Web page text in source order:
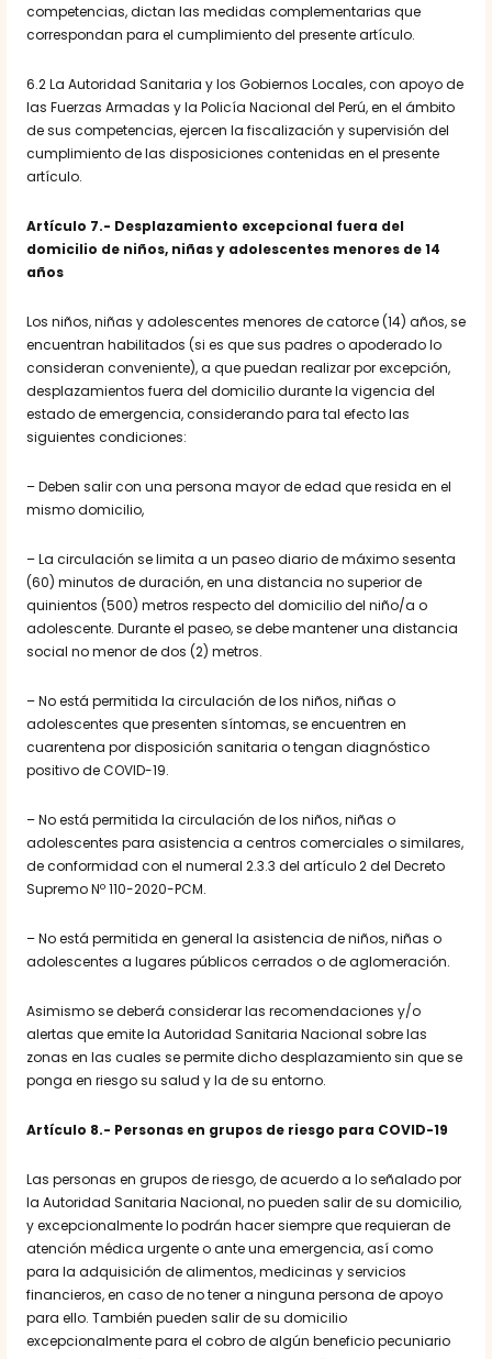
competencias, dictan las medidas complementarias que
correspondan para el cumplimiento del presente artículo.
6.2 La Autoridad Sanitaria y los Gobiernos Locales, con apoyo de
las Fuerzas Armadas y la Policía Nacional del Perú, en el ámbito
de sus competencias, ejercen la fiscalización y supervisión del
cumplimiento de las disposiciones contenidas en el presente
artículo.
Artículo 7.- Desplazamiento excepcional fuera del
domicilio de niños, niñas y adolescentes menores de 14
años
Los niños, niñas y adolescentes menores de catorce (14) años, se
encuentran habilitados (si es que sus padres o apoderado lo
consideran conveniente), a que puedan realizar por excepción,
desplazamientos fuera del domicilio durante la vigencia del
estado de emergencia, considerando para tal efecto las
siguientes condiciones:
– Deben salir con una persona mayor de edad que resida en el
mismo domicilio,
– La circulación se limita a un paseo diario de máximo sesenta
(60) minutos de duración, en una distancia no superior de
quinientos (500) metros respecto del domicilio del niño/a o
adolescente. Durante el paseo, se debe mantener una distancia
social no menor de dos (2) metros.
– No está permitida la circulación de los niños, niñas o
adolescentes que presenten síntomas, se encuentren en
cuarentena por disposición sanitaria o tengan diagnóstico
positivo de COVID-19.
– No está permitida la circulación de los niños, niñas o
adolescentes para asistencia a centros comerciales o similares,
de conformidad con el numeral 2.3.3 del artículo 2 del Decreto
Supremo Nº 110-2020-PCM.
– No está permitida en general la asistencia de niños, niñas o
adolescentes a lugares públicos cerrados o de aglomeración.
Asimismo se deberá considerar las recomendaciones y/o
alertas que emite la Autoridad Sanitaria Nacional sobre las
zonas en las cuales se permite dicho desplazamiento sin que se
ponga en riesgo su salud y la de su entorno.
Artículo 8.- Personas en grupos de riesgo para COVID-19
Las personas en grupos de riesgo, de acuerdo a lo señalado por
la Autoridad Sanitaria Nacional, no pueden salir de su domicilio,
y excepcionalmente lo podrán hacer siempre que requieran de
atención médica urgente o ante una emergencia, así como
para la adquisición de alimentos, medicinas y servicios
financieros, en caso de no tener a ninguna persona de apoyo
para ello. También pueden salir de su domicilio
excepcionalmente para el cobro de algún beneficio pecuniario